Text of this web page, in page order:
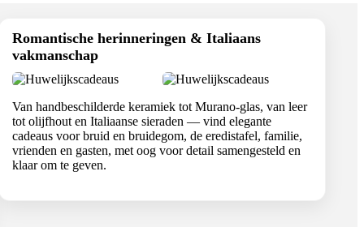
Romantische herinneringen & Italiaans
vakmanschap
Van handbeschilderde keramiek tot Murano-glas, van leer
tot olijfhout en Italiaanse sieraden — vind elegante
cadeaus voor bruid en bruidegom, de eredistafel, familie,
vrienden en gasten, met oog voor detail samengesteld en
klaar om te geven.